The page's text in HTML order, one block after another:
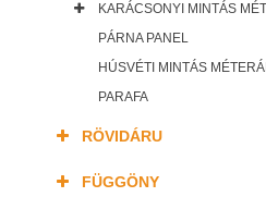
KARÁCSONYI MINTÁS
PÁRNA PANEL
HÚSVÉTI MINTÁS
PARAFA
RÖVIDÁRU
FÜGGÖNY